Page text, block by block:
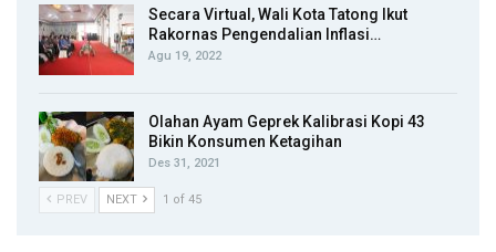
Secara Virtual, Wali Kota Tatong Ikut
Rakornas Pengendalian Inflasi…
Agu 19, 2022
Olahan Ayam Geprek Kalibrasi Kopi 43
Bikin Konsumen Ketagihan
Des 31, 2021
PREV NEXT 1 of 45